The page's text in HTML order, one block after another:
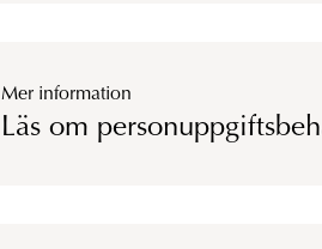
Mer information
Läs om